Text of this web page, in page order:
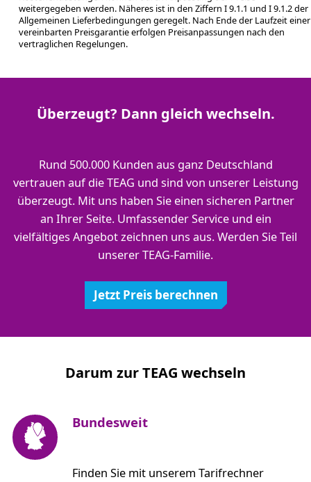
weitergegeben werden. Näheres ist in den Ziffern I 9.1.1 und I 9.1.2 der
Allgemeinen Lieferbedingungen geregelt. Nach Ende der Laufzeit einer
vereinbarten Preisgarantie erfolgen Preisanpassungen nach den
vertraglichen Regelungen.
Überzeugt? Dann gleich wechseln.
Rund 500.000 Kunden aus ganz Deutschland
vertrauen auf die TEAG und sind von unserer Leistung
überzeugt. Mit uns haben Sie einen sicheren Partner
an Ihrer Seite. Umfassender Service und ein
vielfältiges Angebot zeichnen uns aus. Werden Sie Teil
unserer TEAG-Familie.
Jetzt Preis berechnen
Darum zur TEAG wechseln
Bundesweit
Finden Sie mit unserem Tarifrechner